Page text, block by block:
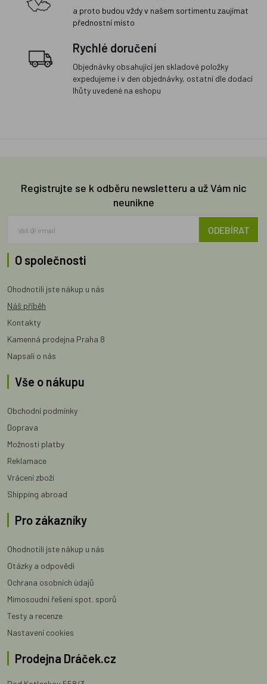
a proto budou vždy v našem sortimentu zaujímat
přednostní místo
Rychlé doručení
Objednávky obsahující jen skladové položky
expedujeme i v den objednávky, ostatní dle dodací
lhůty uvedené na eshopu
Registrujte se k odběru newsletteru a už Vám nic
neunikne
ODEBÍRAT
O společnosti
Ohodnotili jste nákup u nás
Náš příběh
Kontakty
Kamenná prodejna Praha 8
Napsali o nás
Vše o nákupu
Obchodní podmínky
Doprava
Možnosti platby
Reklamace
Vrácení zboží
Shipping abroad
Pro zákazníky
Ohodnotili jste nákup u nás
Otázky a odpovědi
Ochrana osobních údajů
Mimosoudní řešení spot. sporů
Testy a recenze
Nastavení cookies
Prodejna Dráček.cz